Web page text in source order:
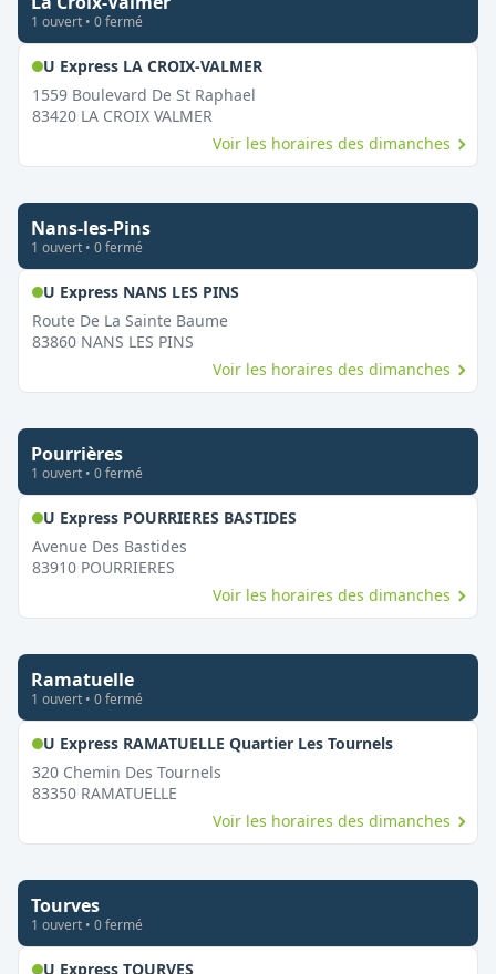
1 ouvert • 0fermé
U Express LA CROIX-VALMER,
1559 Boulevard De St Raphael
83420 LA CROIX VALMER
Voir les horaires des dimanches
Nans-les-Pins
1 ouvert • 0fermé
U Express NANS LES PINS,
Route De La Sainte Baume
83860 NANS LES PINS
Voir les horaires des dimanches
Pourrières
1 ouvert • 0fermé
U Express POURRIERES BASTIDES,
Avenue Des Bastides
83910 POURRIERES
Voir les horaires des dimanches
Ramatuelle
1 ouvert • 0fermé
U Express RAMATUELLE Quartier Les Tournels,
320 Chemin Des Tournels
83350 RAMATUELLE
Voir les horaires des dimanches
Tourves
1 ouvert • 0fermé
U Express TOURVES,